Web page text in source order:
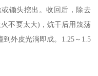
锄头挖出。收回后，除去
不要太大)，炕干后用篾荡
外皮光淌即成。1.25～1.5